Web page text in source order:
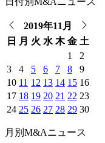
2019年11月
日
月 火 水 木 金 土
1
2
3
4 5 6 7 8
9
10 11 12 13 14 15 16
17 18 19 20 21 22 23
24 25 26 27 28 29 30
月別M&Aニュース